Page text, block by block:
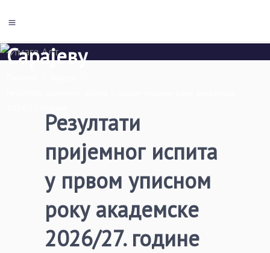
Универзитета у Источном
Сарајеву
Резултати
пријемног испита
у првом уписном
року академске
2026/27. године